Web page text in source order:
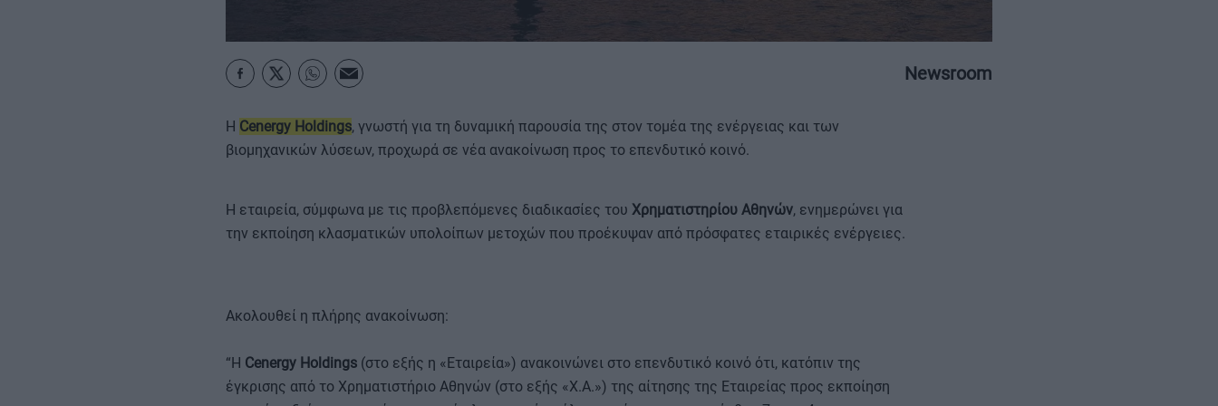
ΚΑΡΑΜΠΟΛΕΣ
ΟΡΟΙ ΧΡΗΣΗΣ
Newsroom
Η Cenergy Holdings, γνωστή για τη δυναμική παρουσία της στον τομέα της ενέργειας και των
βιομηχανικών λύσεων, προχωρά σε νέα ανακοίνωση προς το επενδυτικό κοινό.
Η εταιρεία, σύμφωνα με τις προβλεπόμενες διαδικασίες του Χρηματιστηρίου Αθηνών, ενημερώνει για
την εκποίηση κλασματικών υπολοίπων μετοχών που προέκυψαν από πρόσφατες εταιρικές ενέργειες.
Ακολουθεί η πλήρης ανακοίνωση:
“Η Cenergy Holdings(στο εξής η «Εταιρεία») ανακοινώνει στο επενδυτικό κοινό ότι, κατόπιν της
έγκρισης από το Χρηματιστήριο Αθηνών (στο εξής «Χ.Α.») της αίτησης της Εταιρείας προς εκποίηση